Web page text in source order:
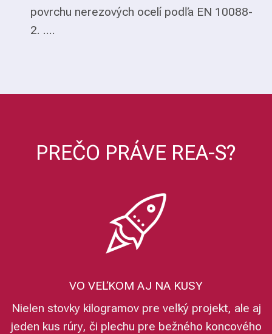
povrchu nerezových ocelí podľa EN 10088-
2. ....
PREČO PRÁVE REA-S?
VO VEĽKOM AJ NA KUSY
Nielen stovky kilogramov pre veľký projekt, ale aj
jeden kus rúry, či plechu pre bežného koncového